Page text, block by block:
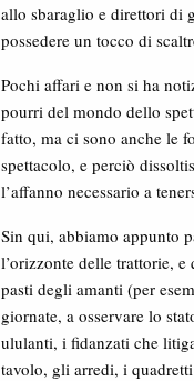
allo sbaraglio e direttori di
possedere un tocco di
Pochi affari e non si ha
pourri del mondo dello
fatto, ma ci sono anche le
spettacolo, e perciò
l’affanno necessario a
Sin qui, abbiamo appunto
l’orizzonte delle trattorie,
pasti degli amanti (per
giornate, a osservare lo
ululanti, i fidanzati che
tavolo, gli arredi, i